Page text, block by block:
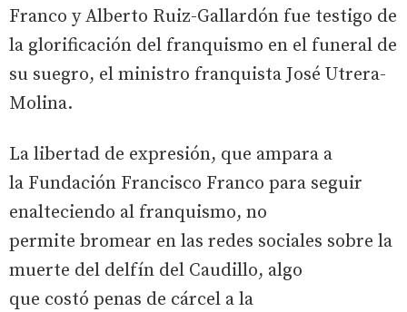
Franco y Alberto Ruiz-Gallardón fue testigo de
la glorificación del franquismo en el funeral de
su suegro, el ministro franquista José Utrera-
Molina.
La libertad de expresión, que ampara a
la Fundación Francisco Franco para seguir
enalteciendo al franquismo, no
permite bromear en las redes sociales sobre la
muerte del delfín del Caudillo, algo
que costó penas de cárcel a la